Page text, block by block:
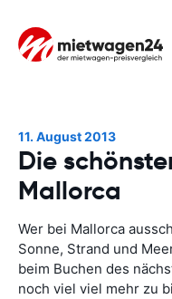
11. August 2013
Die
Mallorca
Wer bei Mallorca
Sonne, Strand und
beim Buchen des
noch viel viel mehr zu